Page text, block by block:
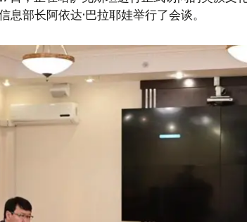
息部长阿依达·巴拉耶娃举行了会谈。